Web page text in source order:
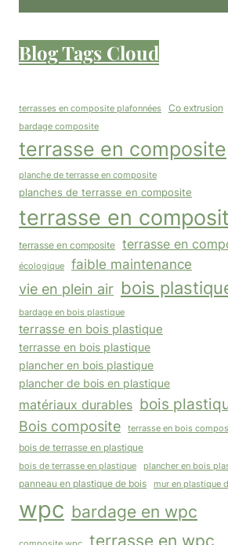
Blog Tags Cloud
terrasses en composite plafonnées Co extrusion
bardage composite
terrasse en composite
planche de terrasse en composite
planches de terrasse en composite
terrasse en
terrasse en composite terrasse en
écologique faible maintenance
vie en plein air bois
bardage en bois plastique
terrasse en bois plastique
terrasse en bois plastique
plancher en bois plastique
plancher de bois en plastique
matériaux durables bois
Bois composite
terrasse en bois
bois de terrasse en plastique
bois de terrasse en plastique plancher en bois
panneau en plastique de bois mur en plastique
wpc bardage en wpc
terrasse en wpc